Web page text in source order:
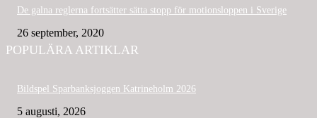
De galna reglerna fortsätter sätta stopp för motionsloppen i Sverige
26 september, 2020
POPULÄRA ARTIKLAR
Bildspel Sparbanksjoggen Katrineholm 2026
5 augusti, 2026